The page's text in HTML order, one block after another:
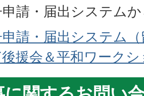
請・届出システム
請・届出システム
援会＆平和ワーク